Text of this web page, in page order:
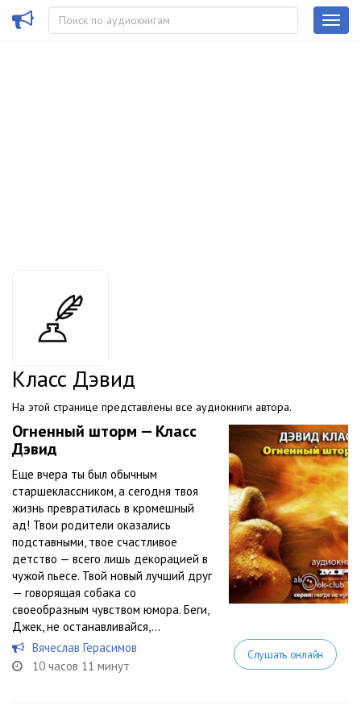
Класс Дэвид
На этой странице представлены все аудиокниги автора.
Огненный шторм — Класс
Дэвид
Еще вчера ты был обычным
старшеклассником, а сегодня твоя
жизнь превратилась в кромешный
ад! Твои родители оказались
подставными, твое счастливое
детство — всего лишь декорацией в
чужой пьесе. Твой новый лучший друг
— говорящая собака со
своеобразным чувством юмора. Беги,
Джек, не останавливайся,...
Вячеслав Герасимов
10 часов 11 минут
Слушать онлайн